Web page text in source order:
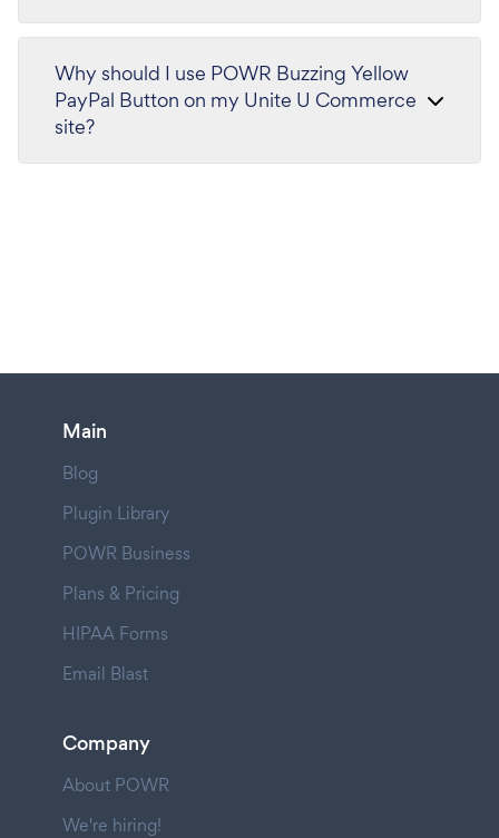
Why should I use POWR Buzzing Yellow
PayPal Button on my Unite U Commerce
site?
Main
Blog
Plugin Library
POWR Business
Plans & Pricing
HIPAA Forms
Email Blast
Company
About POWR
We're hiring!